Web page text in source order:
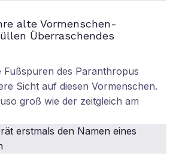
alte Vormenschen-
Überraschendes
Fußspuren des Paranthropus
Sicht auf diesen Vormenschen.
groß wie der zeitgleich am